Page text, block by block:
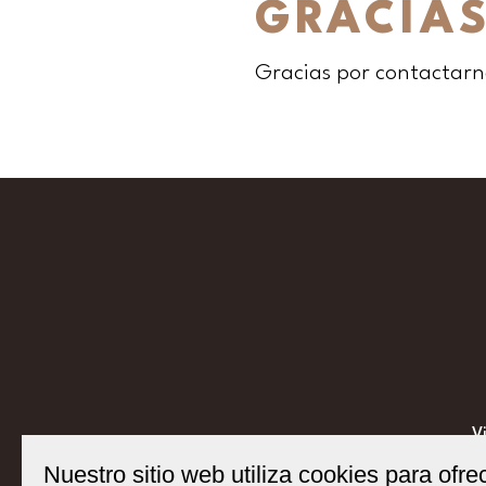
GRACIAS
Gracias por
Nuestro sitio web utiliza cookies para